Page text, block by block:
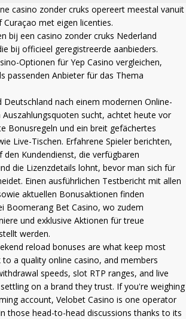
casino zonder cruks opereert meestal vanuit
met eigen licenties.
bij een casino zonder cruks Nederland
bij officieel geregistreerde aanbieders.
Optionen für Yep Casino vergleichen,
passenden Anbieter für das Thema
Deutschland nach einem modernen Online-
sucht, achtet heute vor
Bonusregeln und ein breit gefächertes
Live-Tischen. Erfahrene Spieler berichten,
den Kundendienst, die verfügbaren
die Lizenzdetails lohnt, bevor man sich für
Einen ausführlichen Testbericht mit allen
aktuellen Bonusaktionen finden
Boomerang Bet Casino, wo zudem
und exklusive Aktionen für treue
werden.
reload bonuses are what keep most
a quality online casino, and members
speeds, slot RTP ranges, and live
on a brand they trust. If you're weighing
account, Velobet Casino is one operator
those head-to-head discussions thanks to its